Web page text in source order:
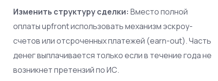
Изменить структуру сделки: Вместо полной
оплаты upfront использовать механизм эскроу-
счетов или отсроченных платежей (earn-out). Часть
денег выплачивается только если в течение года не
возникнет претензий по ИС.